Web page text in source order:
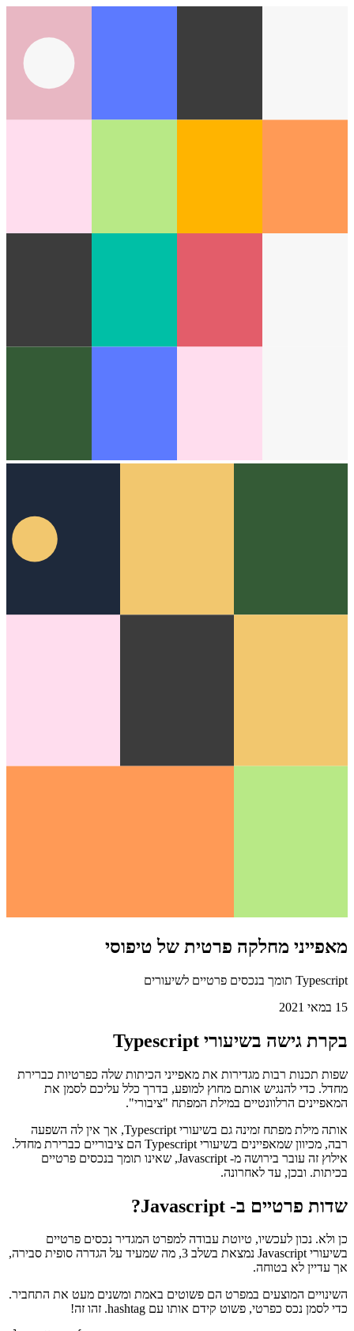
מאפייני מחלקה פרטית של טיפוסי
Typescript תומך בנכסים פרטיים לשיעורים
בקרת גישה בשיעורי Typescript
שפות תכנות רבות מגדירות את מאפייני הכיתות שלה כפרטיות כברירת
מחדל. כדי להנגיש אותם מחוץ למופע, בדרך כלל עליכם לסמן את
המאפיינים הרלוונטיים במילת המפתח "ציבורי".
רבה, מכיוון שמאפיינים בשיעורי Typescript הם ציבוריים כברירת מחדל.
אילוץ זה עובר בירושה מ- Javascript, שאינו תומך בנכסים פרטיים
שדות פרטיים ב- Javascript?
כן ולא. נכון לעכשיו, טיוטת עבודה למפרט המגדיר נכסים פרטיים
בשיעורי Javascript נמצאת בשלב 3, מה שמעיד על הגדרה סופית סבירה,